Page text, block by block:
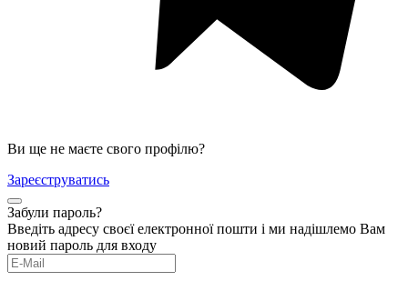
Ви ще не маєте свого профілю?
Зареєструватись
Забули пароль?
Введіть адресу своєї електронної пошти і ми надішлемо Вам
новий пароль для входу